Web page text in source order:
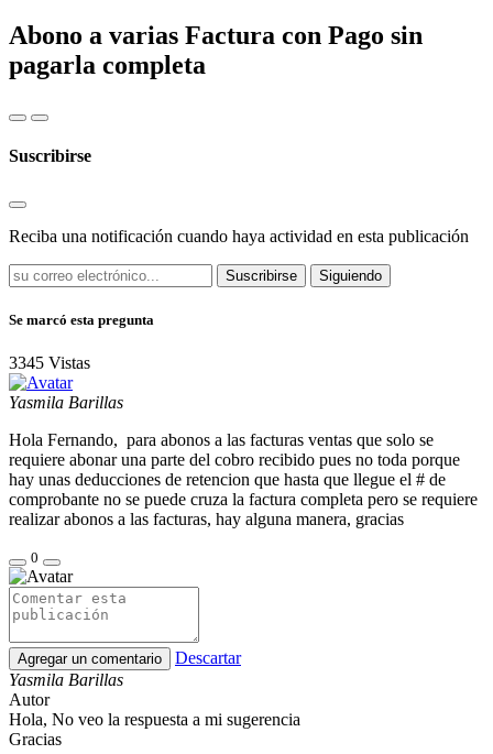
Abono a varias Factura con Pago sin
pagarla completa
Suscribirse
Reciba una notificación cuando haya actividad en esta publicación
Suscribirse Siguiendo
Se marcó esta pregunta
3345 Vistas
Yasmila Barillas
Hola Fernando, para abonos a las facturas ventas que solo se
requiere abonar una parte del cobro recibido pues no toda porque
hay unas deducciones de retencion que hasta que llegue el # de
comprobante no se puede cruza la factura completa pero se requiere
realizar abonos a las facturas, hay alguna manera, gracias
0
Agregar un comentario
Descartar
Yasmila Barillas
Autor
Hola, No veo la respuesta a mi sugerencia
Gracias